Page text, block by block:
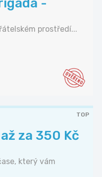
-
prostředí...
TOP
za 350 Kč
který vám